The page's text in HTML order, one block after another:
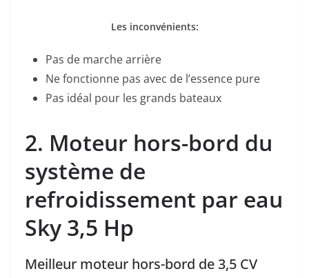
Les inconvénients:
Pas de marche arrière
Ne fonctionne pas avec de l’essence pure
Pas idéal pour les grands bateaux
2. Moteur hors-bord du
système de
refroidissement par eau
Sky 3,5 Hp
Meilleur moteur hors-bord de 3,5 CV